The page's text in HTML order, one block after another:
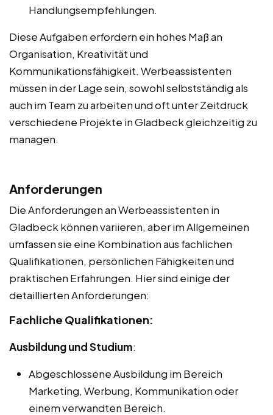
Handlungsempfehlungen.
Diese Aufgaben erfordern ein hohes Maß an
Organisation, Kreativität und
Kommunikationsfähigkeit. Werbeassistenten
müssen in der Lage sein, sowohl selbstständig als
auch im Team zu arbeiten und oft unter Zeitdruck
verschiedene Projekte in Gladbeck gleichzeitig zu
managen.
Anforderungen
Die Anforderungen an Werbeassistenten in
Gladbeck können variieren, aber im Allgemeinen
umfassen sie eine Kombination aus fachlichen
Qualifikationen, persönlichen Fähigkeiten und
praktischen Erfahrungen. Hier sind einige der
detaillierten Anforderungen:
Fachliche Qualifikationen:
Ausbildung und Studium:
Abgeschlossene Ausbildung im Bereich
Marketing, Werbung, Kommunikation oder
einem verwandten Bereich.